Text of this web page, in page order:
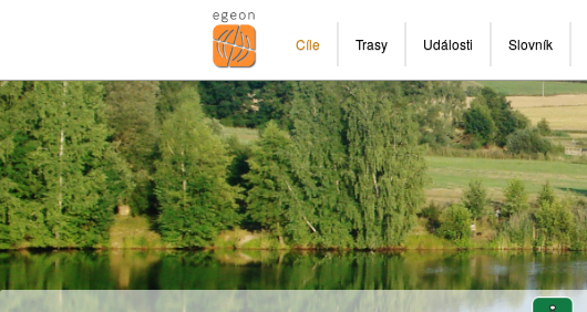
Cíle Trasy Události Slovník